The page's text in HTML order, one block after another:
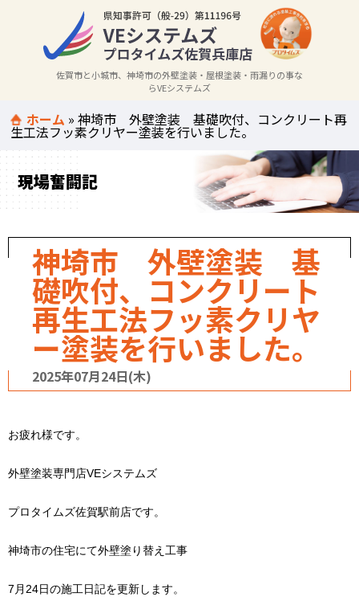
佐賀市と小城市、神埼市の外壁塗装・屋根塗装・雨漏りの事な
らVEシステムズ
ホーム »神埼市 外壁塗装 基礎吹付、コンクリート再
生工法フッ素クリヤー塗装を行いました。
現場奮闘記
神埼市 外壁塗装 基
礎吹付、コンクリート
再生工法フッ素クリヤ
ー塗装を行いました。
2025年07月24日(木)
お疲れ様です。
外壁塗装専門店VEシステムズ
プロタイムズ佐賀駅前店です。
神埼市の住宅にて外壁塗り替え工事
7月24日の施工日記を更新します。